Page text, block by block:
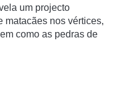
um projecto
matacães nos vértices,
como as pedras de